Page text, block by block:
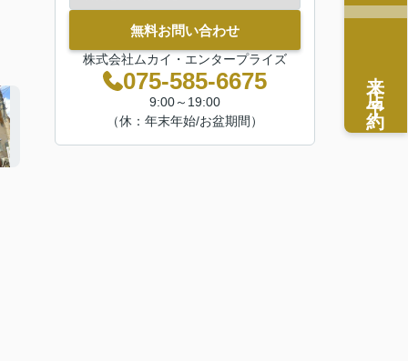
無料お問い合わせ
株式会社ムカイ・エンタープライズ
075-585-6675
9:00～19:00
（休：年末年始/お盆期間）
来店予約